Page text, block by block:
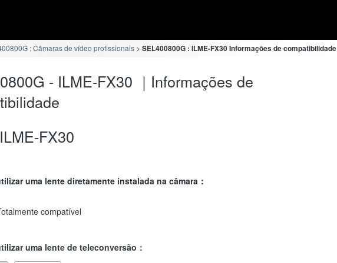
: Câmaras de vídeo profissionais SEL400800G : ILME-FX30 Informações de compatibilidade
- ILME-FX30 ｜Informações de
ILME-FX30
uma lente diretamente instalada na câmara：
compatível
uma lente de teleconversão：